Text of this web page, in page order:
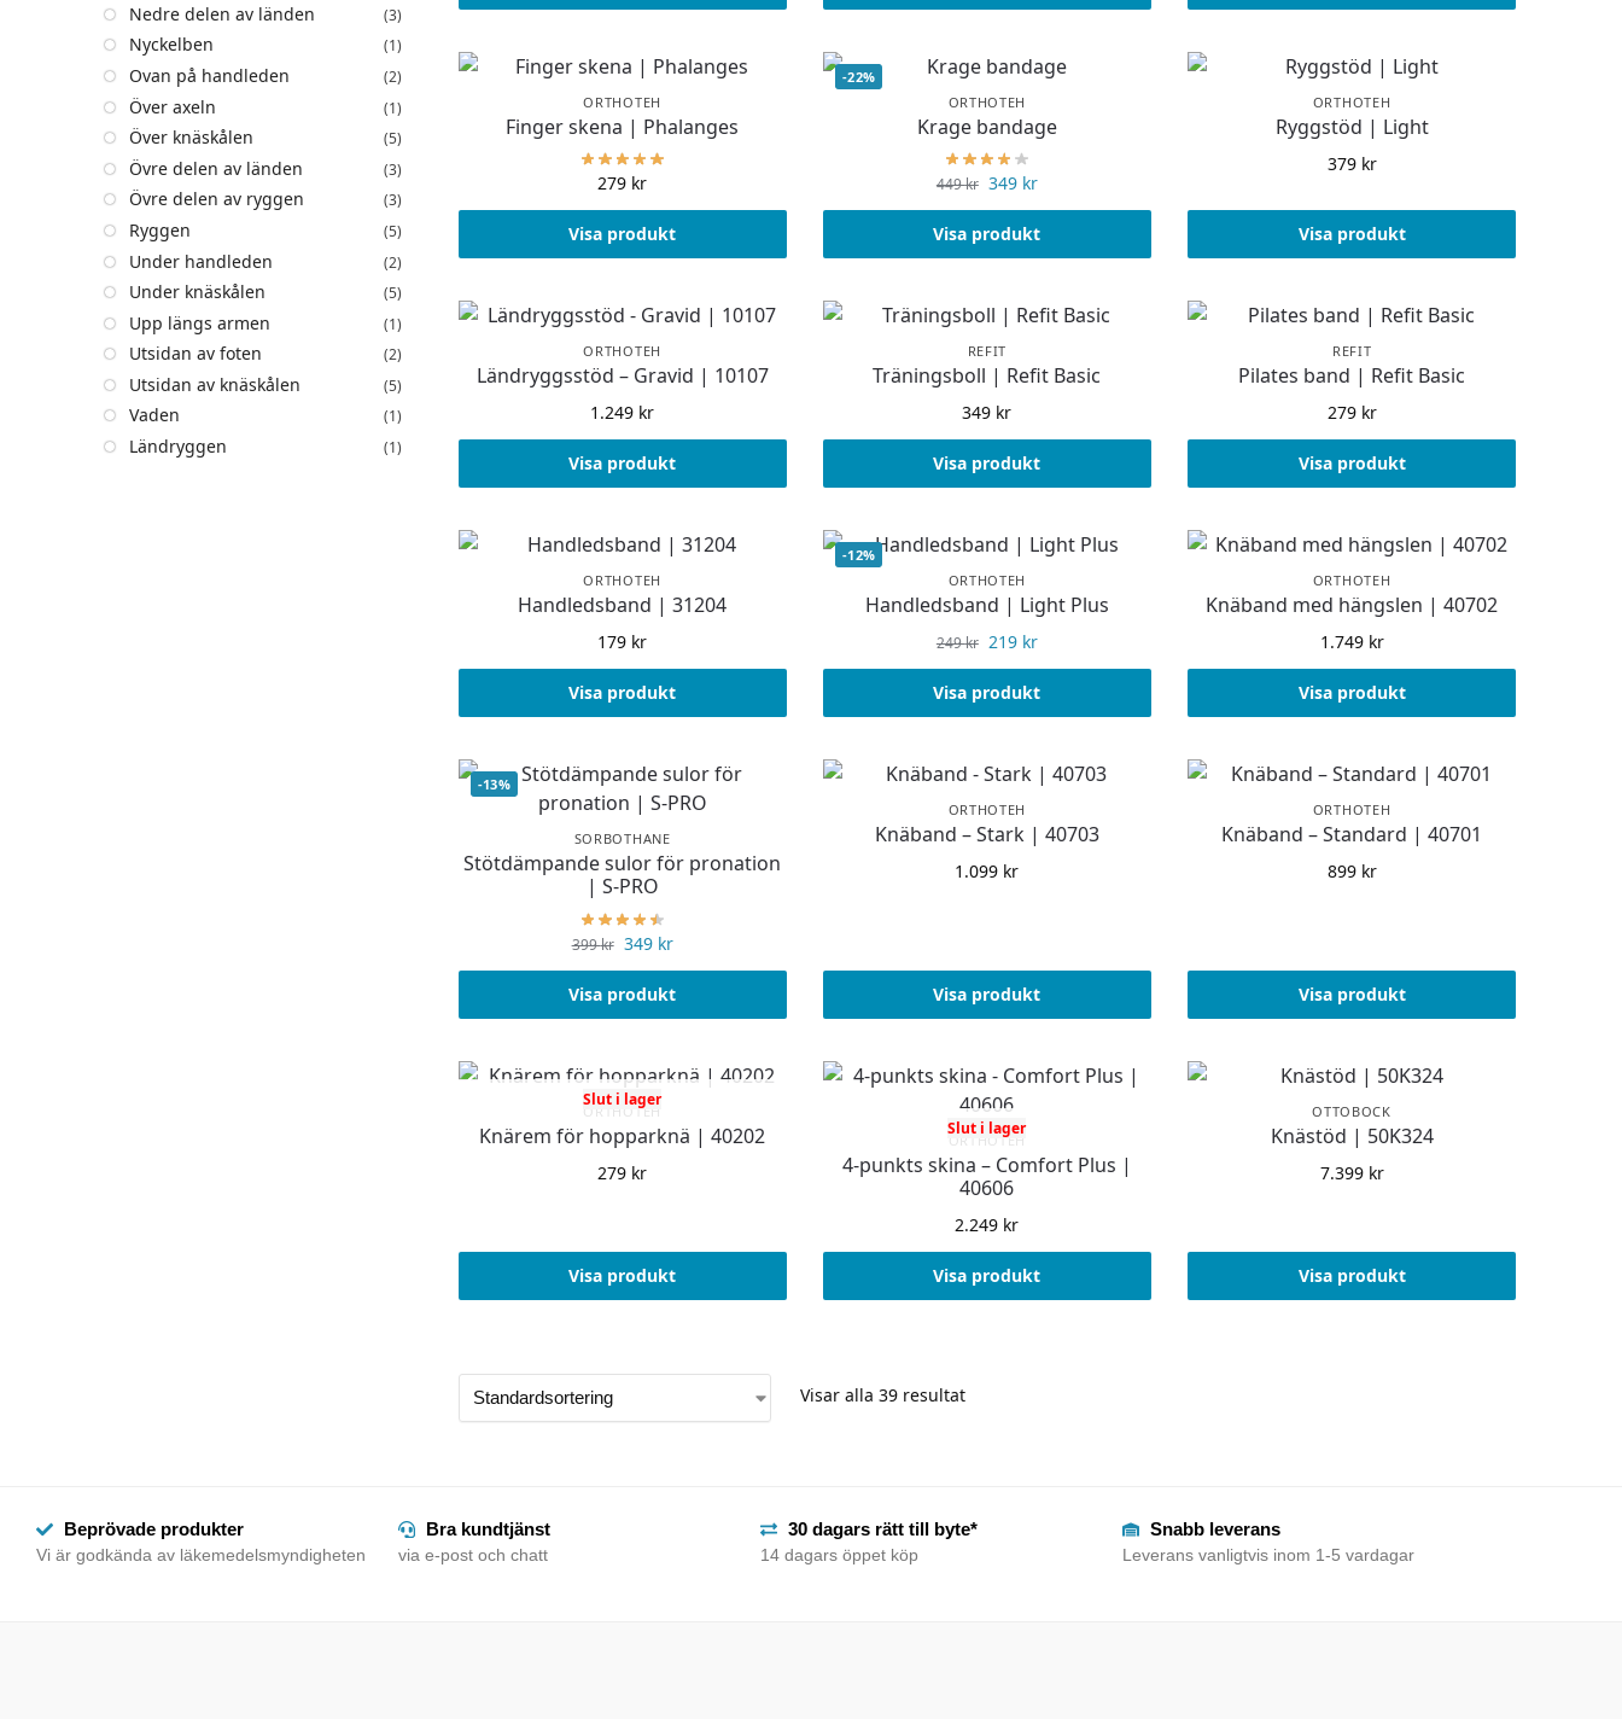
ORTHOTEH
Finger skena | Phalanges
279 kr
Visa produkt
-22%
ORTHOTEH
Krage bandage
449kr 349 kr
Visa produkt
ORTHOTEH
Ryggstöd | Light
379 kr
Visa produkt
ORTHOTEH
Ländryggsstöd – Gravid | 10107
1.249 kr
Visa produkt
REFIT
Träningsboll | Refit Basic
349 kr
Visa produkt
REFIT
Pilates band | Refit Basic
279 kr
Visa produkt
ORTHOTEH
Handledsband | 31204
179 kr
Visa produkt
-12%
ORTHOTEH
Handledsband | Light Plus
249kr 219 kr
Visa produkt
ORTHOTEH
Knäband med hängslen | 40702
1.749 kr
Visa produkt
-13%
SORBOTHANE
Stötdämpande sulor för pronation
| S-PRO
399kr 349 kr
Visa produkt
ORTHOTEH
Knäband – Stark | 40703
1.099 kr
Visa produkt
ORTHOTEH
Knäband – Standard | 40701
899 kr
Visa produkt
Slut i lager
ORTHOTEH
Knärem för hopparknä | 40202
279 kr
Visa produkt
Slut i lager
ORTHOTEH
4-punkts skina – Comfort Plus |
40606
2.249 kr
Visa produkt
OTTOBOCK
Knästöd | 50K324
7.399 kr
Visa produkt
Visar alla 39 resultat
Nedre delen av länden (3)
Nyckelben (1)
Ovan på handleden (2)
Över axeln (1)
Över knäskålen (5)
Övre delen av länden (3)
Övre delen av ryggen (3)
Ryggen (5)
Under handleden (2)
Under knäskålen (5)
Upp längs armen (1)
Utsidan av foten (2)
Utsidan av knäskålen (5)
Vaden (1)
Ländryggen (1)
Beprövade produkter
Vi är godkända av läkemedelsmyndigheten
Bra kundtjänst
via e-post och chatt
30 dagars rätt till byte*
14 dagars öppet köp
Snabb leverans
Leverans vanligtvis inom 1-5 vardagar